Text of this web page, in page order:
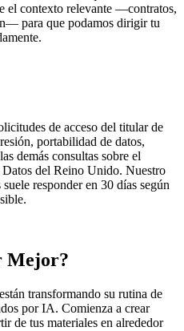
el contexto relevante —contratos,
para que podamos dirigir tu
de acceso del titular de
portabilidad de datos,
demás consultas sobre el
del Reino Unido. Nuestro
responder en 30 días según
Mejor?
transformando su rutina de
por IA. Comienza a crear
de tus materiales en alrededor